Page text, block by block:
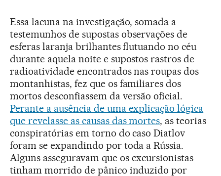
Essa lacuna na investigação, somada a
testemunhos de supostas observações de
esferas laranja brilhantes flutuando no céu
durante aquela noite e supostos rastros de
radioatividade encontrados nas roupas dos
montanhistas, fez que os familiares dos
mortos desconfiassem da versão oficial.
Perante a ausência de uma explicação lógica
que revelasse as causas das mortes, as teorias
conspiratórias em torno do caso Diatlov
foram se expandindo por toda a Rússia.
Alguns asseguravam que os excursionistas
tinham morrido de pânico induzido por